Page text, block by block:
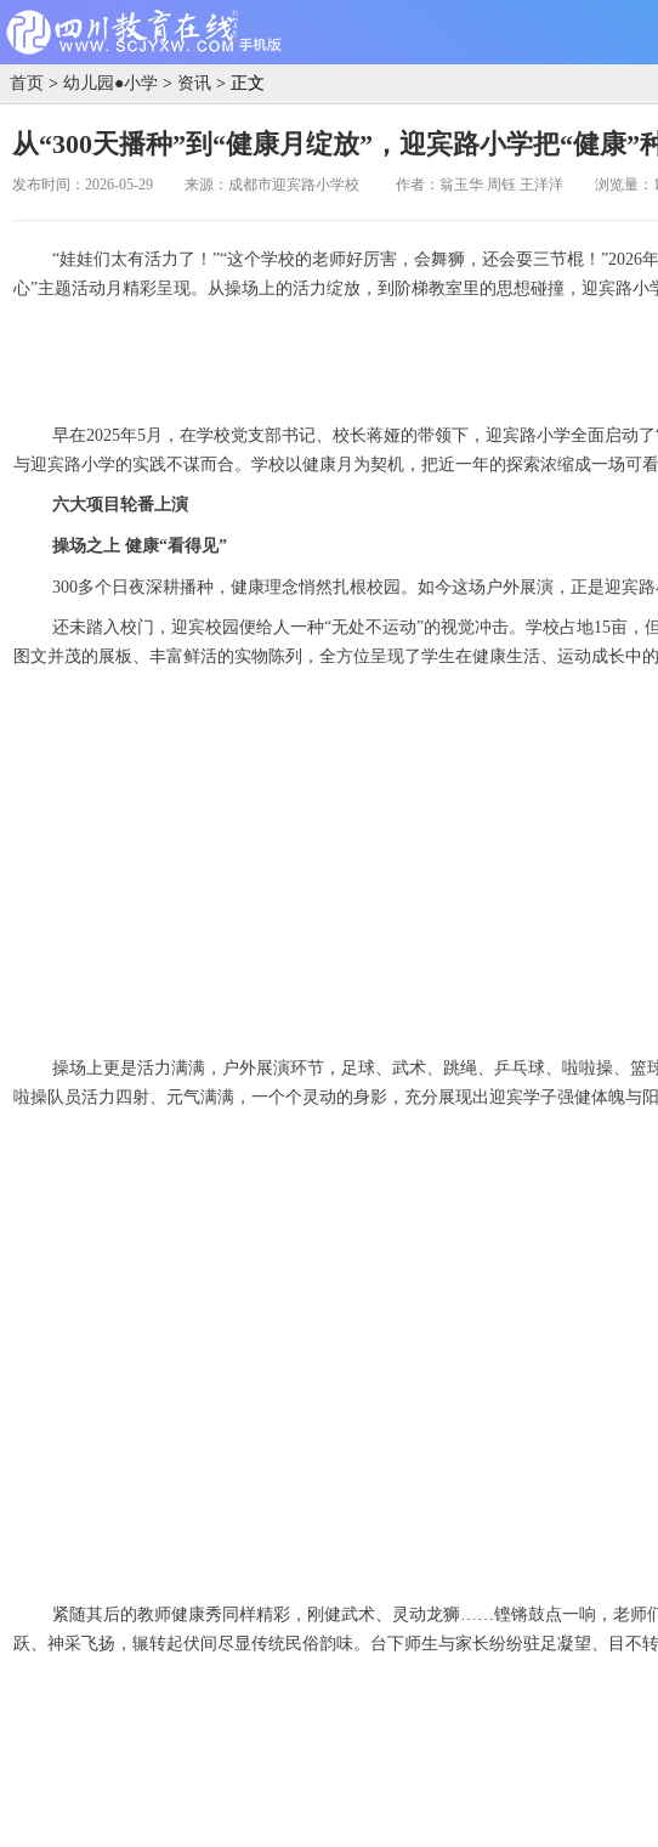
首页 > 幼儿园●小学 > 资讯 > 正文
从“300天播种”到“健康月绽放”，迎宾路小学把“健康”
发布时间：2026-05-29 来源：成都市迎宾路小学校 作者：翁玉华 周钰 王洋洋 浏览量：
“娃娃们太有活力了！”“这个学校的老师好厉害，会舞狮，还会耍三节棍！
心”主题活动月精彩呈现。从操场上的活力绽放，到阶梯教室里的思想碰撞，迎宾路小
早在2025年5月，在学校党支部书记、校长蒋娅的带领下，迎宾路小学全面启动
与迎宾路小学的实践不谋而合。学校以健康月为契机，把近一年的探索浓缩成一场可
六大项目轮番上演
操场之上 健康“看得见”
300多个日夜深耕播种，健康理念悄然扎根校园。如今这场户外展演，正是迎宾路
还未踏入校门，迎宾校园便给人一种“无处不运动”的视觉冲击。学校占地15亩
图文并茂的展板、丰富鲜活的实物陈列，全方位呈现了学生在健康生活、运动成长中的
操场上更是活力满满，户外展演环节，足球、武术、跳绳、乒乓球、啦啦操、
啦操队员活力四射、元气满满，一个个灵动的身影，充分展现出迎宾学子强健体魄与
紧随其后的教师健康秀同样精彩，刚健武术、灵动龙狮……铿锵鼓点一响，老师
跃、神采飞扬，辗转起伏间尽显传统民俗韵味。台下师生与家长纷纷驻足凝望、目不